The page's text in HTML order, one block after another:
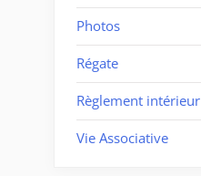
Photos
Régate
Règlement intérieur
Vie Associative